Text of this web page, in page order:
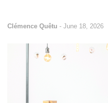
Clémence Quêtu - June 18, 2026